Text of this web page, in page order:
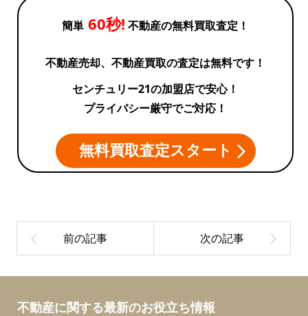
棟
簡単 60秒! 不動産の無料買取査定！
不動産売却、不動産買取の査定は無料です！
センチュリー21の加盟店で安心！
プライバシー厳守でご対応！
無料買取査定スタート
不動産に関する最新のお役立ち情報